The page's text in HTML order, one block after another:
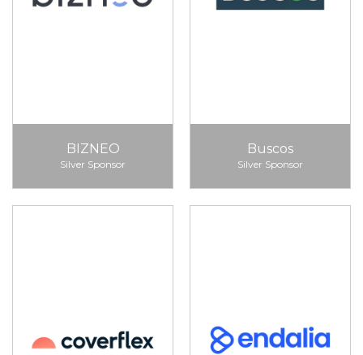
BIZNEO
Silver Sponsor
Buscos
Silver Sponsor